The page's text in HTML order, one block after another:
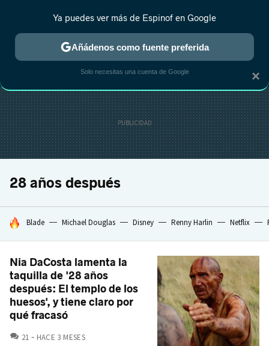
MENÚ NUEVO
ESTRENOS REALITY ANIME RANKINGS CINE
28 años después
HOY SE HABLA DE
Blade Michael Douglas Disney Renny Harlin Netflix
Nia DaCosta lamenta la
taquilla de '28 años
después: El templo de los
huesos', y tiene claro por
qué fracasó
21 COMENTARIOS
HACE 3 MESES
×
Ya puedes ver más de Espinof en Google
Añádenos como fuente preferida
Solo necesitas una cuenta de Google